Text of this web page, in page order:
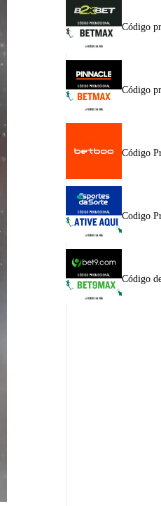
Código
Código
Código
Codigo
Código